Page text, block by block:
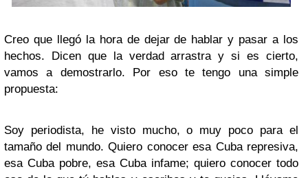
Creo que llegó la hora de dejar de hablar y pasar a los
hechos. Dicen que la verdad arrastra y si es cierto,
vamos a demostrarlo. Por eso te tengo una simple
propuesta:
Soy periodista, he visto mucho, o muy poco para el
tamaño del mundo. Quiero conocer esa Cuba represiva,
esa Cuba pobre, esa Cuba infame; quiero conocer todo